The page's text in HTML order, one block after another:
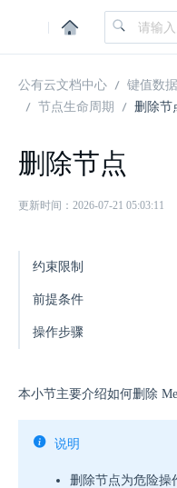
|
公有云文档中心 键值数
节点生命周期
删除节
删除节点
更新时间：2026-07-21 05:03:11
约束限制
前提条件
操作步骤
本小节主要介绍如何删除
说明
删除节点为危险操